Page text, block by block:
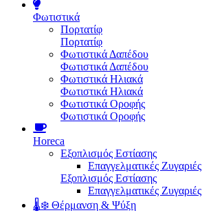
Φωτιστικά
Πορτατίφ
Πορτατίφ
Φωτιστικά Δαπέδου
Φωτιστικά Δαπέδου
Φωτιστικά Ηλιακά
Φωτιστικά Ηλιακά
Φωτιστικά Οροφής
Φωτιστικά Οροφής
Horeca
Εξοπλισμός Εστίασης
Επαγγελματικές Ζυγαριές
Εξοπλισμός Εστίασης
Επαγγελματικές Ζυγαριές
🌡️❄️ Θέρμανση & Ψύξη